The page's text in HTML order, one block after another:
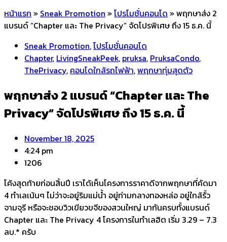
หน้าแรก » Sneak Promotion »โปรโมชั่นคอนโด »พฤกษาส่ง 2
แบรนด์ “Chapter และ The Privacy” จัดโปรพิเศษ ถึง 15 ธ.ค. นี้
Sneak Promotion,โปรโมชั่นคอนโด
Chapter, LivingSneakPeek, pruksa, PruksaCondo,
ThePrivacy, คอนโดใกล้รถไฟฟ้า,พฤกษาทุ่มสุดตัว
พฤกษาส่ง 2 แบรนด์ “Chapter และ The
Privacy” จัดโปรพิเศษ ถึง 15 ธ.ค. นี้
November 18, 2025
4:24 pm
1206
โค้งสุดท้ายก่อนสิ้นปี เราได้เห็นโครงการราคาดีจากพฤกษาที่คัดมา
4 ทำเลเน้นๆ ไม่ว่าจะอยู่ริมแม่น้ำ อยู่ท่ามกลางทองหล่อ อยู่ใกล้รั้ว
จามจุรี หรือจะชอบวิวเขียวขจีของสวนใหญ่ มากันครบทั้งแบรนด์
Chapter และ The Privacy 4 โครงการในทำเลฮิต เริ่ม 3.29 – 7.3
ลบ.* ครับ